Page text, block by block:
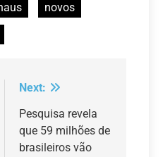
novos
Next:
Pesquisa revela
que 59 milhões de
brasileiros vão